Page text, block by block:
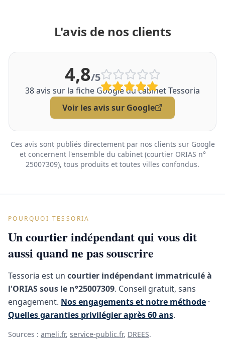
L'avis de nos clients
4,8/5
38avis sur la fiche Google du cabinet Tessoria
Voir les avis sur Google
Ces avis sont publiés directement par nos clients sur Google
et concernent l'ensemble du cabinet (courtier ORIAS n°
25007309), tous produits et toutes villes confondus.
POURQUOI TESSORIA
Un courtier indépendant qui vous dit
aussi quand ne pas souscrire
Tessoria est un courtier indépendant immatriculé à
l'ORIAS sous le n°25007309. Conseil gratuit, sans
engagement. Nos engagements et notre méthode ·
Quelles garanties privilégier après 60 ans.
Sources : ameli.fr, service-public.fr, DREES.